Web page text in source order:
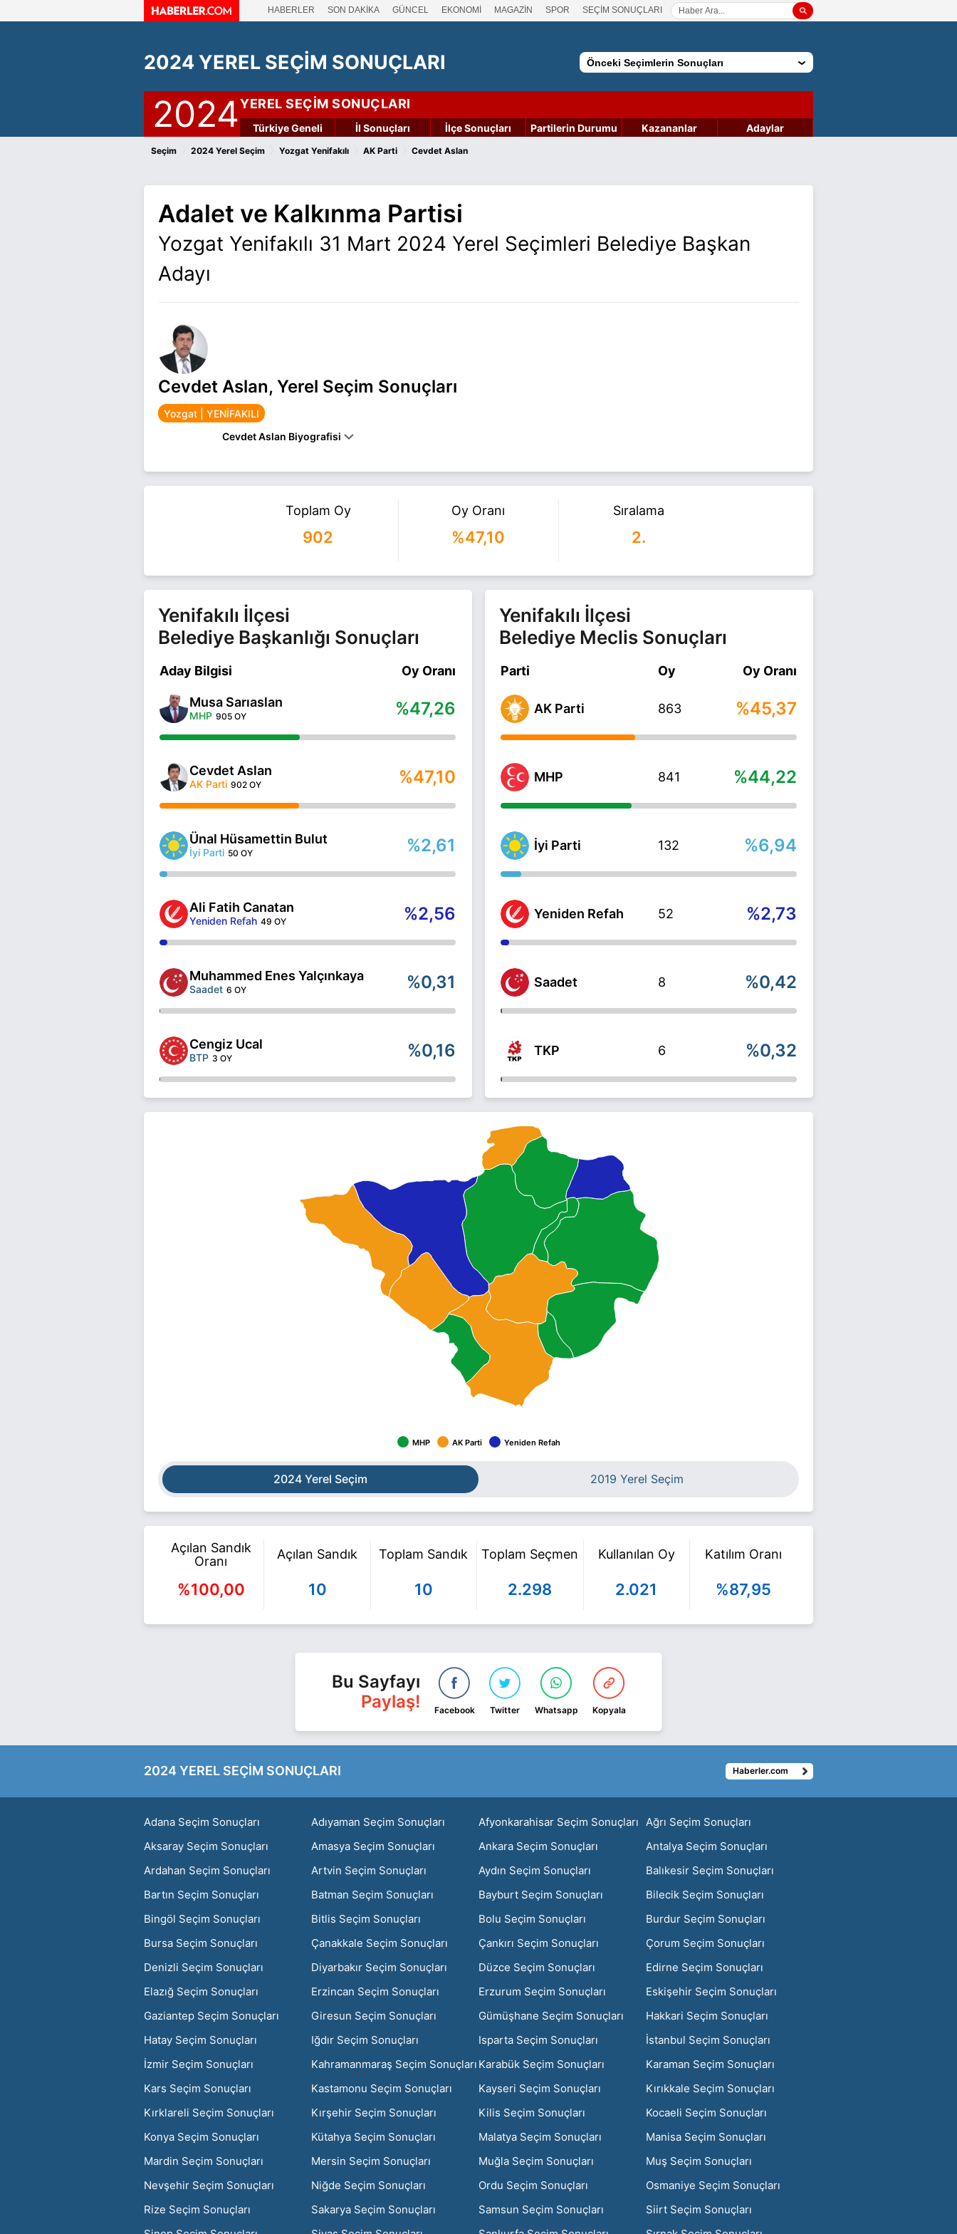
HABERLER SON DAKİKA GÜNCEL EKONOMİ MAGAZİN SPOR SEÇİM SONUÇLARI
2024 YEREL SEÇİM SONUÇLARI Önceki Seçimlerin Sonuçları
2024YEREL SEÇİM SONUÇLARI
Türkiye Geneli İl Sonuçları İlçe Sonuçları Partilerin Durumu Kazananlar Adaylar
Seçim 2024 Yerel Seçim Yozgat Yenifakılı AK Parti Cevdet Aslan
Adalet ve Kalkınma Partisi
Yozgat Yenifakılı 31 Mart 2024 Yerel Seçimleri Belediye Başkan
Adayı
Cevdet Aslan, Yerel Seçim Sonuçları
Yozgat | YENİFAKILI
Cevdet Aslan Biyografisi
4 ÇOCUK BABASIDIR.
Cevdet Aslan Yozgat YENİFAKILI belediye başkan adayı olarak AK Parti ile 31 Mart 2024 yerel seçimlerinde yarışıyor.
Cevdet Aslan ile ilgili daha fazla bilgi için
Cevdet Aslan Haberleri
Toplam Oy
902
Oy Oranı
%47,10
Sıralama
2.
Yenifakılı İlçesi
Belediye Başkanlığı Sonuçları
Aday Bilgisi Oy Oranı
Musa Sarıaslan
MHP 905 OY %47,26
Cevdet Aslan
AK Parti 902 OY %47,10
Ünal Hüsamettin Bulut
İyi Parti 50 OY %2,61
Ali Fatih Canatan
Yeniden Refah 49 OY %2,56
Muhammed Enes Yalçınkaya
Saadet 6 OY %0,31
Cengiz Ucal
BTP 3 OY %0,16
Yenifakılı İlçesi
Belediye Meclis Sonuçları
Parti Oy Oy Oranı
AK Parti 863 %45,37
MHP 841 %44,22
İyi Parti 132 %6,94
Yeniden Refah 52 %2,73
Saadet 8 %0,42
TKP 6 %0,32
MHP AK Parti Yeniden Refah
2024 Yerel Seçim 2019 Yerel Seçim
Açılan Sandık
Oranı
%100,00
Açılan Sandık
10
Toplam Sandık
10
Toplam Seçmen
2.298
Kullanılan Oy
2.021
Katılım Oranı
%87,95
Bu Sayfayı
Paylaş!
Facebook Twitter Whatsapp Kopyala
2024 YEREL SEÇİM SONUÇLARI Haberler.com
Adana Seçim Sonuçları Adıyaman Seçim Sonuçları Afyonkarahisar Seçim Sonuçları Ağrı Seçim Sonuçları
Aksaray Seçim Sonuçları
Amasya Seçim Sonuçları Ankara Seçim Sonuçları
Antalya Seçim Sonuçları
Ardahan Seçim Sonuçları
Artvin Seçim Sonuçları Aydın Seçim Sonuçları
Balıkesir Seçim Sonuçları
Bartın Seçim Sonuçları
Batman Seçim Sonuçları Bayburt Seçim Sonuçları
Bilecik Seçim Sonuçları
Bingöl Seçim Sonuçları
Bitlis Seçim Sonuçları Bolu Seçim Sonuçları
Burdur Seçim Sonuçları
Bursa Seçim Sonuçları
Çanakkale Seçim Sonuçları Çankırı Seçim Sonuçları
Çorum Seçim Sonuçları
Denizli Seçim Sonuçları
Diyarbakır Seçim Sonuçları Düzce Seçim Sonuçları
Edirne Seçim Sonuçları
Elazığ Seçim Sonuçları
Erzincan Seçim Sonuçları Erzurum Seçim Sonuçları
Eskişehir Seçim Sonuçları
Gaziantep Seçim Sonuçları
Giresun Seçim Sonuçları Gümüşhane Seçim Sonuçları
Hakkari Seçim Sonuçları
Hatay Seçim Sonuçları
Iğdır Seçim Sonuçları Isparta Seçim Sonuçları
İstanbul Seçim Sonuçları
İzmir Seçim Sonuçları
Kahramanmaraş Seçim Sonuçları Karabük Seçim Sonuçları
Karaman Seçim Sonuçları
Kars Seçim Sonuçları
Kastamonu Seçim Sonuçları Kayseri Seçim Sonuçları
Kırıkkale Seçim Sonuçları
Kırklareli Seçim Sonuçları
Kırşehir Seçim Sonuçları Kilis Seçim Sonuçları
Kocaeli Seçim Sonuçları
Konya Seçim Sonuçları
Kütahya Seçim Sonuçları Malatya Seçim Sonuçları
Manisa Seçim Sonuçları
Mardin Seçim Sonuçları
Mersin Seçim Sonuçları Muğla Seçim Sonuçları
Muş Seçim Sonuçları
Nevşehir Seçim Sonuçları
Niğde Seçim Sonuçları Ordu Seçim Sonuçları
Osmaniye Seçim Sonuçları
Rize Seçim Sonuçları
Sakarya Seçim Sonuçları Samsun Seçim Sonuçları
Siirt Seçim Sonuçları